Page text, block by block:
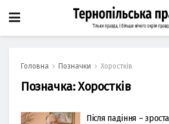
Головна Позначки Хоростків
Позначка:Хоростків
Після падіння –